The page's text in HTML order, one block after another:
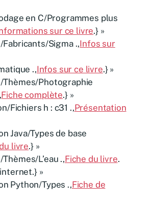
en C/Programmes plus
sur ce livre.} »
Fabricants/Sigma .,Infos sur
.,Infos sur ce livre.} »
Thèmes/Photographie
Fiche complète.} »
Fichiers h : c31 .,Présentation
Java/Types de base
livre.} »
L’eau .,Fiche du livre.
»
Python/Types .,Fiche de